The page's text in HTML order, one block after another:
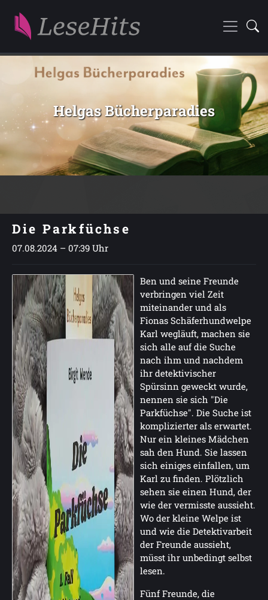
Helgas Bücherparadies
Die Parkfüchse
07.08.2024 – 07:39 Uhr
Ben und seine Freunde
verbringen viel Zeit
miteinander und als
Fionas Schäferhundwelpe
Karl wegläuft, machen sie
sich alle auf die Suche
nach ihm und nachdem
ihr detektivischer
Spürsinn geweckt wurde,
nennen sie sich "Die
Parkfüchse". Die Suche ist
komplizierter als erwartet.
Nur ein kleines Mädchen
sah den Hund. Sie lassen
sich einiges einfallen, um
Karl zu finden. Plötzlich
sehen sie einen Hund, der
wie der vermisste aussieht.
Wo der kleine Welpe ist
und wie die Detektivarbeit
der Freunde aussieht,
müsst ihr unbedingt selbst
lesen.
Fünf Freunde, die